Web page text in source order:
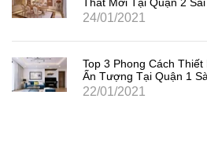
Thất Mới Tại Quận 2 Sài
24/01/2021
Top 3 Phong Cách
Ấn Tượng Tại Quận 1
22/01/2021